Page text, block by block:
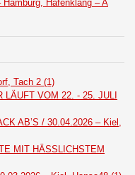
Hafenklang – A
Tach 2 (1)
VOM 22. - 25. JULI
AB’S / 30.04.2026 – Kiel,
MIT HÄSSLICHSTEM